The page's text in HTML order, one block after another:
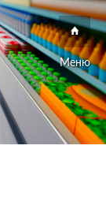
Меню